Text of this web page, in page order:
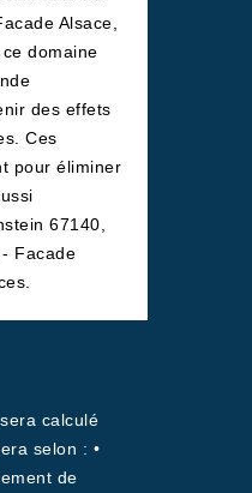
Alsace,
domaine
des effets
Ces
pour éliminer
67140,
Facade
calculé
selon : •
de